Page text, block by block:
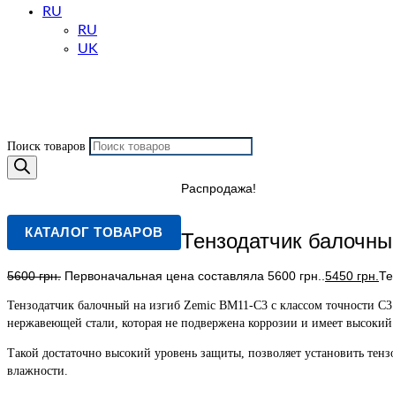
RU
RU
UK
Поиск товаров
КАТАЛОГ ТОВАРОВ
Распродажа!
Тензодатчик
5600грн. Первоначальная цена составляла 5600 грн.. 5450 грн.
Тензодатчик балочный на изгиб Zemic BM11-C3 с классом точности
нержавеющей стали, которая не подвержена коррозии и имеет
Такой достаточно высокий уровень защиты, позволяет установить
влажности.